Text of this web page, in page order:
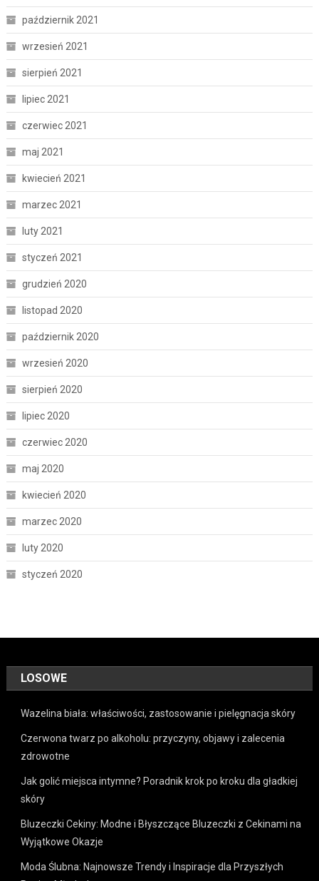
październik 2021
wrzesień 2021
sierpień 2021
lipiec 2021
czerwiec 2021
maj 2021
kwiecień 2021
marzec 2021
luty 2021
styczeń 2021
grudzień 2020
listopad 2020
październik 2020
wrzesień 2020
sierpień 2020
lipiec 2020
czerwiec 2020
maj 2020
kwiecień 2020
marzec 2020
luty 2020
styczeń 2020
LOSOWE
Wazelina biała: właściwości, zastosowanie i pielęgnacja skóry
Czerwona twarz po alkoholu: przyczyny, objawy i zalecenia
zdrowotne
Jak golić miejsca intymne? Poradnik krok po kroku dla gładkiej
skóry
Bluzeczki Cekiny: Modne i Błyszczące Bluzeczki z Cekinami na
Wyjątkowe Okazje
Moda Ślubna: Najnowsze Trendy i Inspiracje dla Przyszłych